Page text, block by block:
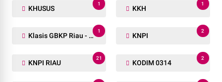
KHUSUS
1
KKH
1
Klasis GBKP Riau - Sumbar.
1
KNPI
2
KNPI RIAU
21
KODIM 0314
2